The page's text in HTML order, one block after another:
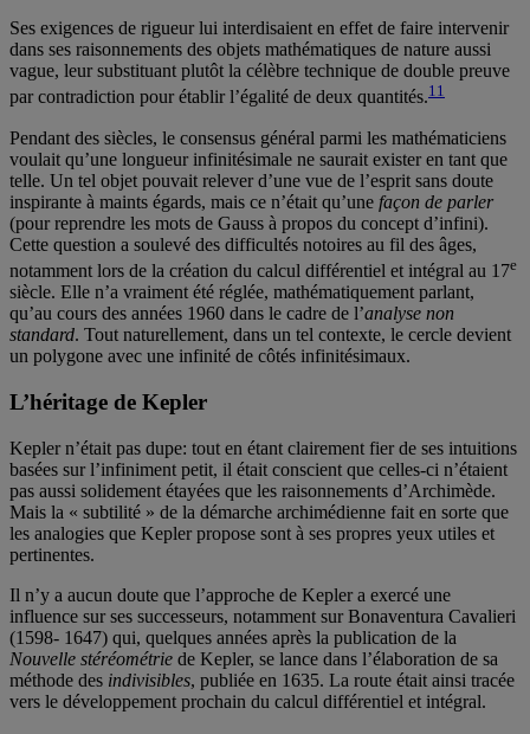
Ses exigences de rigueur lui interdisaient en effet de faire intervenir
dans ses raisonnements des objets mathématiques de nature aussi
vague, leur substituant plutôt la célèbre technique de double preuve
par contradiction pour établir l’égalité de deux quantités.11
Pendant des siècles, le consensus général parmi les mathématiciens
voulait qu’une longueur infinitésimale ne saurait exister en tant que
telle. Un tel objet pouvait relever d’une vue de l’esprit sans doute
inspirante à maints égards, mais ce n’était qu’une façon de parler
(pour reprendre les mots de Gauss à propos du concept d’infini).
Cette question a soulevé des difficultés notoires au fil des âges,
notamment lors de la création du calcul différentiel et intégral au 17e
siècle. Elle n’a vraiment été réglée, mathématiquement parlant,
qu’au cours des années 1960 dans le cadre de l’analyse non
standard. Tout naturellement, dans un tel contexte, le cercle devient
un polygone avec une infinité de côtés infinitésimaux.
L’héritage de Kepler
Kepler n’était pas dupe: tout en étant clairement fier de ses intuitions
basées sur l’infiniment petit, il était conscient que celles-ci n’étaient
pas aussi solidement étayées que les raisonnements d’Archimède.
Mais la « subtilité » de la démarche archimédienne fait en sorte que
les analogies que Kepler propose sont à ses propres yeux utiles et
pertinentes.
Il n’y a aucun doute que l’approche de Kepler a exercé une
influence sur ses successeurs, notamment sur Bonaventura Cavalieri
(1598- 1647) qui, quelques années après la publication de la
Nouvelle stéréométrie de Kepler, se lance dans l’élaboration de sa
méthode des indivisibles, publiée en 1635. La route était ainsi tracée
vers le développement prochain du calcul différentiel et intégral.